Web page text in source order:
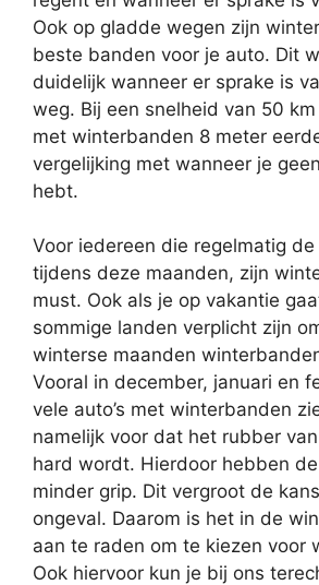
Ook op gladde wegen zijn
beste banden voor je auto. Dit
duidelijk wanneer er sprake is
weg. Bij een snelheid van 50
met winterbanden 8 meter
vergelijking met wanneer je
hebt.
Voor iedereen die regelmatig
tijdens deze maanden, zijn
must. Ook als je op vakantie
sommige landen verplicht zijn
winterse maanden
Vooral in december, januari en
vele auto’s met winterbanden
namelijk voor dat het rubber
hard wordt. Hierdoor hebben
minder grip. Dit vergroot de
ongeval. Daarom is het in de
aan te raden om te kiezen voor
Ook hiervoor kun je bij ons